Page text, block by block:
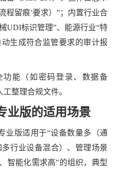
程留痕’要求）”；内置行业合
UDI标识管理”、能源行业“特
生成符合监管要求的审计报
功能（如密码登录、数据备
整理合规文件。
业版的适用场景
业版适用于“设备数量多（通
行业设备混合）、管理场景
智能化需求高”的组织，典型